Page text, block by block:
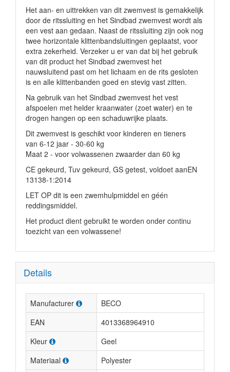
Het aan- en uittrekken van dit zwemvest is gemakkelijk
door de ritssluiting en het Sindbad zwemvest wordt als
een vest aan gedaan. Naast de ritssluiting zijn ook nog
twee horizontale klittenbandsluitingen geplaatst, voor
extra zekerheid. Verzeker u er van dat bij het gebruik
van dit product het Sindbad zwemvest het
nauwsluitend past om het lichaam en de rits gesloten
is en alle klittenbanden goed en stevig vast zitten.
Na gebruik van het Sindbad zwemvest het vest
afspoelen met helder kraanwater (zoet water) en te
drogen hangen op een schaduwrijke plaats.
Dit zwemvest is geschikt voor kinderen en tieners
van 6-12 jaar - 30-60 kg
Maat 2 - voor volwassenen zwaarder dan 60 kg
CE gekeurd, Tuv gekeurd, GS getest, voldoet aanEN
13138-1:2014
LET OP dit is een zwemhulpmiddel en géén
reddingsmiddel.
Het product dient gebruikt te worden onder continu
toezicht van een volwassene!
Details
Manufacturer
BECO
EAN
4013368964910
Kleur
Geel
Materiaal
Polyester